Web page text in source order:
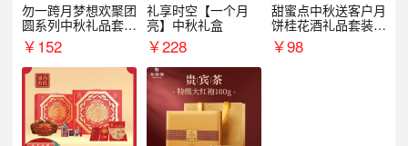
勿一跨月梦想欢聚团
圆系列中秋礼品套装
企业送客户商务伴手
礼
￥152
礼享时空【一个月
亮】中秋礼盒
￥228
甜蜜点中秋送客户月
饼桂花酒礼品套装D
AL1377
￥98